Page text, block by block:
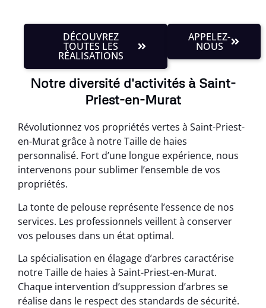
DÉCOUVREZ
TOUTES LES
RÉALISATIONS
APPELEZ-
NOUS
Notre diversité d'activités à Saint-
Priest-en-Murat
Révolutionnez vos propriétés vertes à Saint-Priest-
en-Murat grâce à notre Taille de haies
personnalisé. Fort d’une longue expérience, nous
intervenons pour sublimer l’ensemble de vos
propriétés.
La tonte de pelouse représente l’essence de nos
services. Les professionnels veillent à conserver
vos pelouses dans un état optimal.
La spécialisation en élagage d’arbres caractérise
notre Taille de haies à Saint-Priest-en-Murat.
Chaque intervention d’suppression d’arbres se
réalise dans le respect des standards de sécurité.